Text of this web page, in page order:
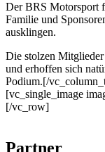
Der BRS Motorsport
Familie und
ausklingen.
Die stolzen
und erhoffen sich
Podium.[/
[vc_single_image
[/vc_row]
Partner